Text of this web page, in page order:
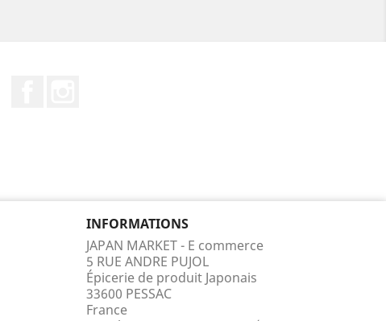
INFORMATIONS
JAPAN MARKET - E commerce
5 RUE ANDRE PUJOL
Épicerie de produit Japonais
33600 PESSAC
France